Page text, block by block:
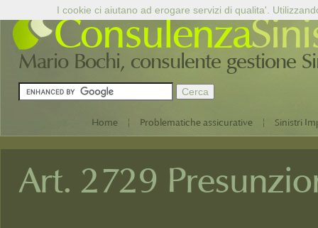
Consulenza
Mario Bochi, consulente gestione
Home | Problematiche assicurative | Sinistri
Art. 2729
I cookie ci aiutano ad erogare servizi di qualita'.